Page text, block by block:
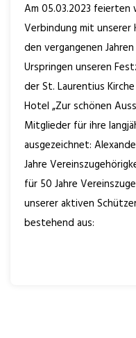
Am 05.03.2023 feierten
Verbindung mit unserer
den vergangenen
Urspringen unseren
der St. Laurentius
Hotel „Zur schönen
Mitglieder für ihre
ausgezeichnet:
Jahre
für 50 Jahre
unserer aktiven
bestehend aus: